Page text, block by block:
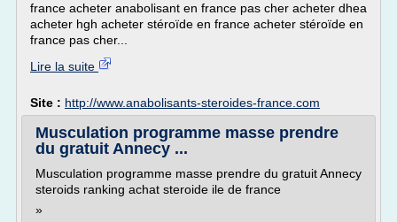
france acheter anabolisant en france pas cher acheter dhea
acheter hgh acheter stéroïde en france acheter stéroïde en
france pas cher...
Lire la suite
Site : http://www.anabolisants-steroides-france.com
Musculation programme masse prendre
du gratuit Annecy ...
Musculation programme masse prendre du gratuit Annecy
steroids ranking achat steroide ile de france
»